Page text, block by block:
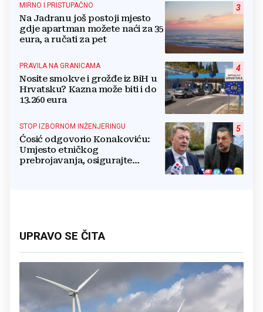
3
MIRNO I PRISTUPAČNO
Na Jadranu još postoji mjesto
gdje apartman možete naći za 35
eura, a ručati za pet
4
PRAVILA NA GRANICAMA
Nosite smokve i grožđe iz BiH u
Hrvatsku? Kazna može biti i do
13.260 eura
5
STOP IZBORNOM INŽENJERINGU
Ćosić odgovorio Konakoviću:
Umjesto etničkog
prebrojavanja, osigurajte
UPRAVO SE ČITA